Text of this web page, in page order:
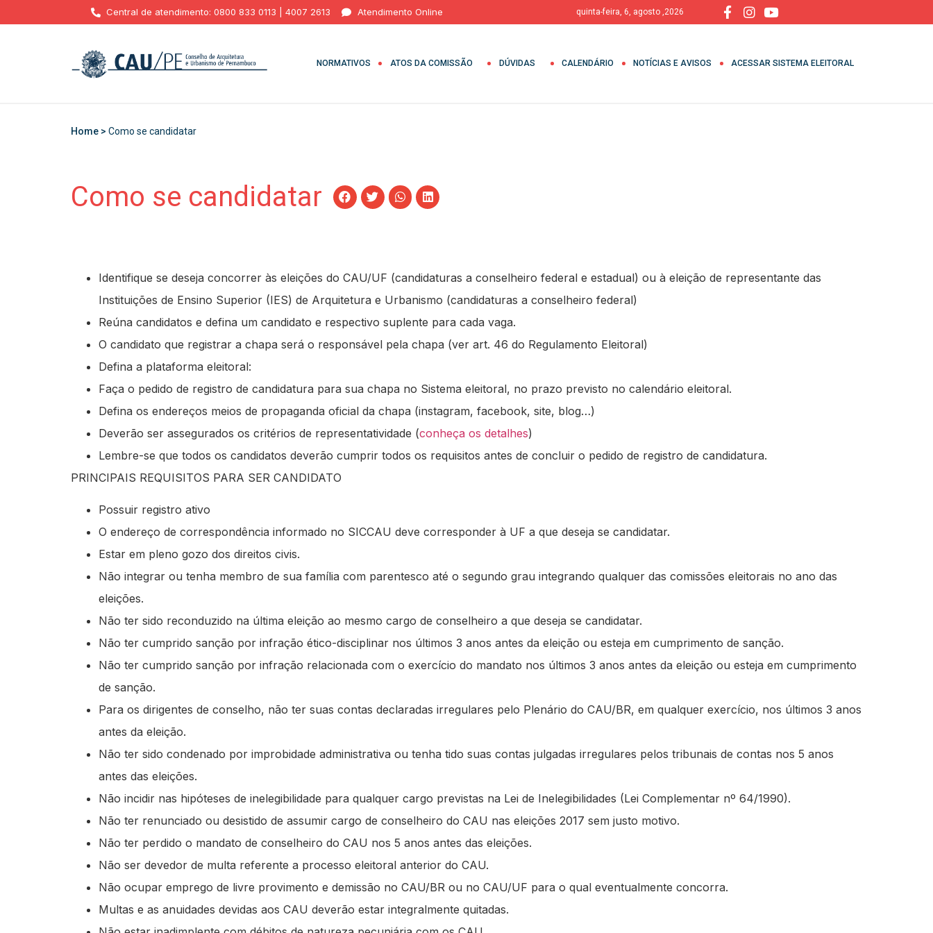
Central de atendimento: 0800 833 0113 | 4007 2613 Atendimento Online quinta-feira, 6, agosto ,2026
NORMATIVOS ATOS DA COMISSÃO DÚVIDAS CALENDÁRIO NOTÍCIAS E AVISOS ACESSAR SISTEMA ELEITORAL
Home > Como se candidatar
Como se candidatar
Identifique se deseja concorrer às eleições do CAU/UF (candidaturas a conselheiro federal e estadual) ou à eleição de representante das
Instituições de Ensino Superior (IES) de Arquitetura e Urbanismo (candidaturas a conselheiro federal)
Reúna candidatos e defina um candidato e respectivo suplente para cada vaga.
O candidato que registrar a chapa será o responsável pela chapa (ver art. 46 do Regulamento Eleitoral)
Defina a plataforma eleitoral:
Faça o pedido de registro de candidatura para sua chapa no Sistema eleitoral, no prazo previsto no calendário eleitoral.
Defina os endereços meios de propaganda oficial da chapa (instagram, facebook, site, blog…)
Deverão ser assegurados os critérios de representatividade (conheça os detalhes)
Lembre-se que todos os candidatos deverão cumprir todos os requisitos antes de concluir o pedido de registro de candidatura.
PRINCIPAIS REQUISITOS PARA SER CANDIDATO
Possuir registro ativo
O endereço de correspondência informado no SICCAU deve corresponder à UF a que deseja se candidatar.
Estar em pleno gozo dos direitos civis.
Não integrar ou tenha membro de sua família com parentesco até o segundo grau integrando qualquer das comissões eleitorais no ano das
eleições.
Não ter sido reconduzido na última eleição ao mesmo cargo de conselheiro a que deseja se candidatar.
Não ter cumprido sanção por infração ético-disciplinar nos últimos 3 anos antes da eleição ou esteja em cumprimento de sanção.
Não ter cumprido sanção por infração relacionada com o exercício do mandato nos últimos 3 anos antes da eleição ou esteja em cumprimento
de sanção.
Para os dirigentes de conselho, não ter suas contas declaradas irregulares pelo Plenário do CAU/BR, em qualquer exercício, nos últimos 3 anos
antes da eleição.
Não ter sido condenado por improbidade administrativa ou tenha tido suas contas julgadas irregulares pelos tribunais de contas nos 5 anos
antes das eleições.
Não incidir nas hipóteses de inelegibilidade para qualquer cargo previstas na Lei de Inelegibilidades (Lei Complementar nº 64/1990).
Não ter renunciado ou desistido de assumir cargo de conselheiro do CAU nas eleições 2017 sem justo motivo.
Não ter perdido o mandato de conselheiro do CAU nos 5 anos antes das eleições.
Não ser devedor de multa referente a processo eleitoral anterior do CAU.
Não ocupar emprego de livre provimento e demissão no CAU/BR ou no CAU/UF para o qual eventualmente concorra.
Multas e as anuidades devidas aos CAU deverão estar integralmente quitadas.